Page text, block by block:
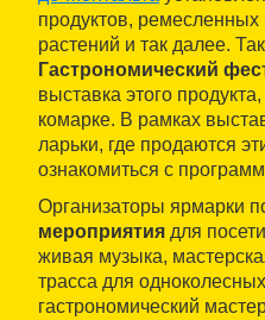
продуктов, ремесленных
растений и так далее.
Гастрономический
выставка этого
комарке. В рамках
ларьки, где продаются
ознакомиться с
Организаторы ярмарки
мероприятия для
живая музыка,
трасса для
гастрономический